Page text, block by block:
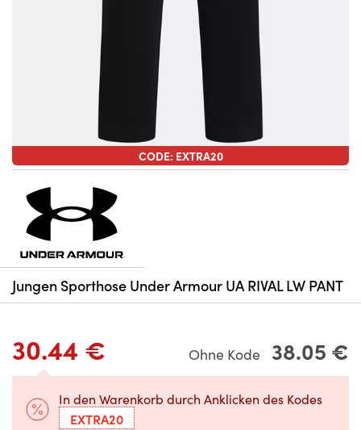
CODE: EXTRA20
Jungen Sporthose Under Armour UA RIVAL LW PANT
30.44 € Ohne Kode 38.05 €
In den Warenkorb durch Anklicken des Kodes
EXTRA20